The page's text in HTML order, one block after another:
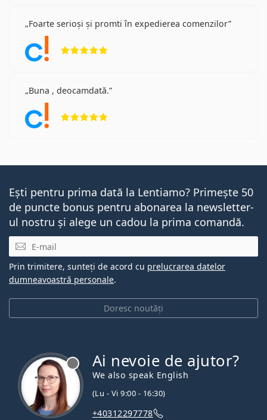
Foarte serioși și promti în expedierea comenzilor
Buna , deocamdată.
Ești pentru prima dată la Lentiamo? Primește 50
de puncte bonus pentru abonarea la newsletter-
ul nostru și alege un cadou la prima comandă.
E-mail
Doresc noutăți
Prin trimitere, sunteți de acord cu prelucrarea datelor
dumneavoastră personale.
Ai nevoie de ajutor?
We also speak English
(Lu - Vi 9:00 - 16:30)
+40312297778